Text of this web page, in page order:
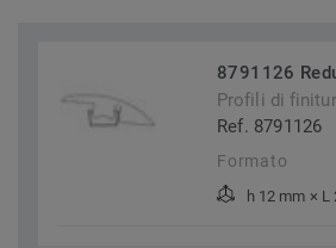
8791126
Profili di
Ref. 8791126
Formato
h 12 mm × L